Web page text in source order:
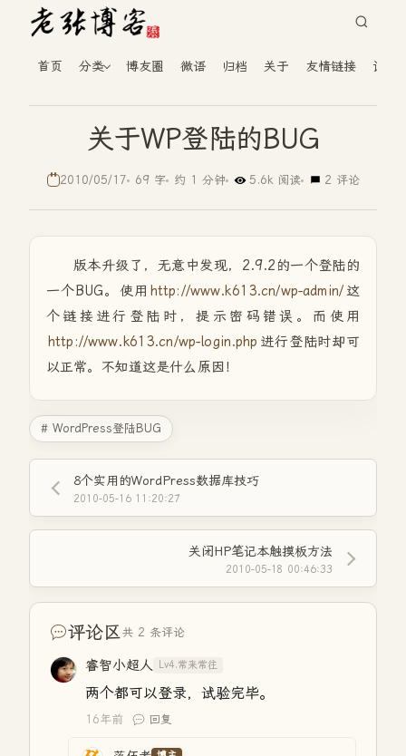
首页 分类 博友圈 微语 归档 关于 友情链接 读者
关于WP登陆的BUG
2010/05/17 69 字 约 1 分钟 5.6k 阅读 2 评论
版本升级了，无意中发现，2.9.2的一个登陆的
一个BUG。使用 http://www.k613.cn/wp-admin/这
个链接进行登陆时，提示密码错误。而使用
http://www.k613.cn/wp-login.php 进行登陆时却可
以正常。不知道这是什么原因！
# WordPress登陆BUG
8个实用的WordPress数据库技巧
2010-05-16 11:20:27
关闭HP笔记本触摸板方法
2010-05-18 00:46:33
评论区共 2 条评论
睿智小超人 Lv4.常来常往
两个都可以登录，试验完毕。
16年前 回复